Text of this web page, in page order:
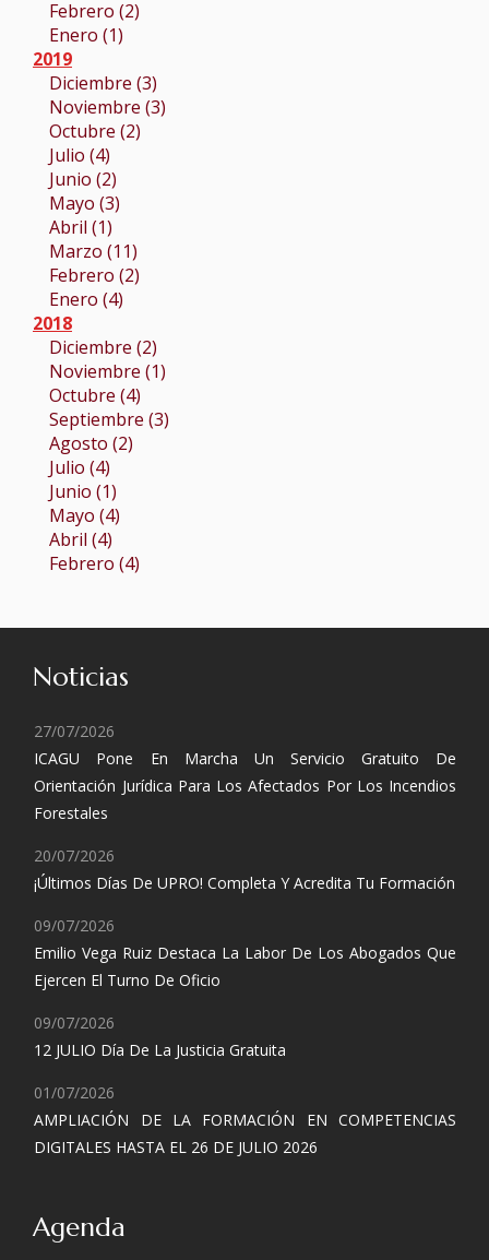
Febrero (2)
Enero (1)
2019
Diciembre (3)
Noviembre (3)
Octubre (2)
Julio (4)
Junio (2)
Mayo (3)
Abril (1)
Marzo (11)
Febrero (2)
Enero (4)
2018
Diciembre (2)
Noviembre (1)
Octubre (4)
Septiembre (3)
Agosto (2)
Julio (4)
Junio (1)
Mayo (4)
Abril (4)
Febrero (4)
Noticias
27/07/2026
ICAGU Pone En Marcha Un Servicio Gratuito De
Orientación Jurídica Para Los Afectados Por Los Incendios
Forestales
20/07/2026
¡Últimos Días De UPRO! Completa Y Acredita Tu Formación
09/07/2026
Emilio Vega Ruiz Destaca La Labor De Los Abogados Que
Ejercen El Turno De Oficio
09/07/2026
12 JULIO Día De La Justicia Gratuita
01/07/2026
AMPLIACIÓN DE LA FORMACIÓN EN COMPETENCIAS
DIGITALES HASTA EL 26 DE JULIO 2026
Agenda